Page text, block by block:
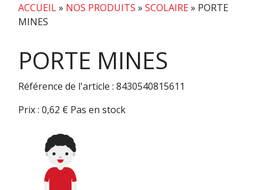
ACCUEIL» NOS PRODUITS » SCOLAIRE» PORTE
MINES
PORTE MINES
Référence de l'article : 8430540815611
Prix : 0,62 € Pas en stock